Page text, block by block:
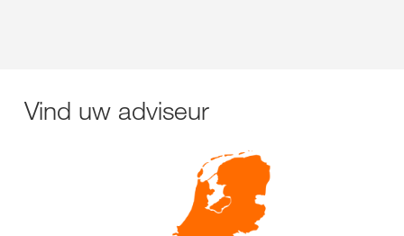
Vind uw adviseur